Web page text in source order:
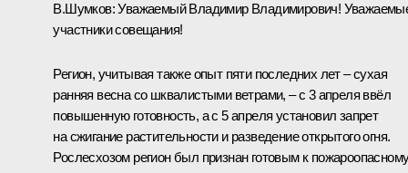
В.Шумков:Уважаемый Владимир Владимирович!
участники совещания!
Регион, учитывая также опыт пяти последних лет ‒ сухая
ранняя весна со шквалистыми ветрами, ‒ с 3 апреля ввёл
повышенную готовность, а с 5 апреля установил запрет
на сжигание растительности и разведение открытого огня.
Рослесхозом регион был признан готовым к